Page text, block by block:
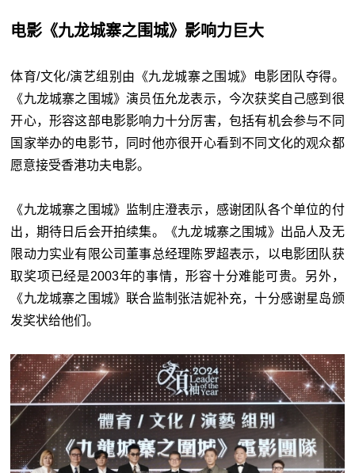
电影《九龙城寨之围城》影响力巨大
体育/文化/演艺组别由《九龙城寨之围城》电影团队夺得。
《九龙城寨之围城》演员伍允龙表示，今次获奖自己感到很
开心，形容这部电影影响力十分厉害，包括有机会参与不同
国家举办的电影节，同时他亦很开心看到不同文化的观众都
愿意接受香港功夫电影。
《九龙城寨之围城》监制庄澄表示，感谢团队各个单位的付
出，期待日后会开拍续集。《九龙城寨之围城》出品人及无
限动力实业有限公司董事总经理陈罗超表示，以电影团队获
取奖项已经是2003年的事情，形容十分难能可贵。另外，
《九龙城寨之围城》联合监制张洁妮补充，十分感谢星岛颁
发奖状给他们。